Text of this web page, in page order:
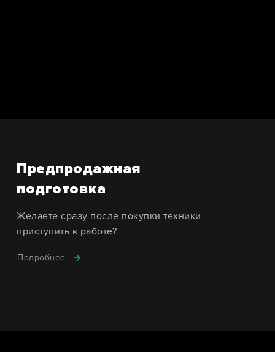
Предпродажная
подготовка
Желаете сразу после покупки техники
приступить к работе?
Подробнее